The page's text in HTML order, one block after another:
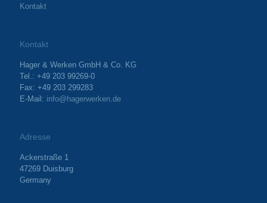
Kontakt
Kontakt
Hager & Werken GmbH & Co. KG
Tel.: +49 203 99269-0
Fax: +49 203 299283
E-Mail: info@hagerwerken.de
Adresse
Ackerstraße 1
47269 Duisburg
Germany